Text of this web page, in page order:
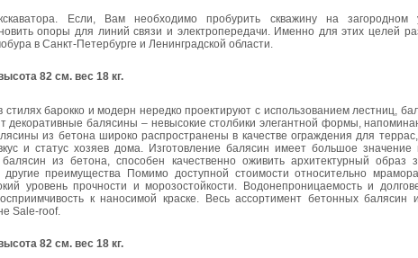
Если, Вам необходимо пробурить скважину на загородном
опоры для линий связи и электропередачи. Именно для этих целей
в Санкт-Петербурге и Ленинградской области.
82 см. вес 18 кг.
барокко и модерн нередко проектируют с использованием лестниц,
декоративные балясины – невысокие столбики элегантной формы,
из бетона широко распространены в качестве ограждения для
и статус хозяев дома. Изготовление балясин имеет большое
из бетона, способен качественно оживить архитектурный образ
преимущества Помимо доступной стоимости относительно
уровень прочности и морозостойкости. Водонепроницаемость и
к наносимой краске. Весь ассортимент бетонных
Sale-roof.
82 см. вес 18 кг.